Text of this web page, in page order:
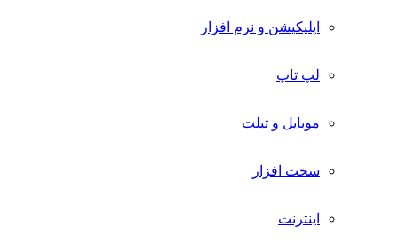
اپلیکیشن و نرم افزار
لپ تاپ
موبایل و تبلت
سخت افزار
اینترنت